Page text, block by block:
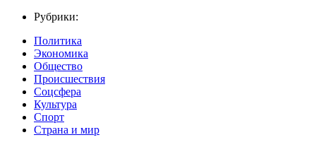
Рубрики:
Политика
Экономика
Общество
Происшествия
Соцсфера
Культура
Спорт
Страна и мир